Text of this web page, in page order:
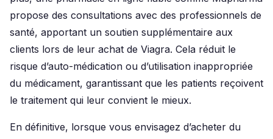
propose des consultations avec des professionnels de
santé, apportant un soutien supplémentaire aux
clients lors de leur achat de Viagra. Cela réduit le
risque d’auto-médication ou d’utilisation inappropriée
du médicament, garantissant que les patients reçoivent
le traitement qui leur convient le mieux.
En définitive, lorsque vous envisagez d’acheter du